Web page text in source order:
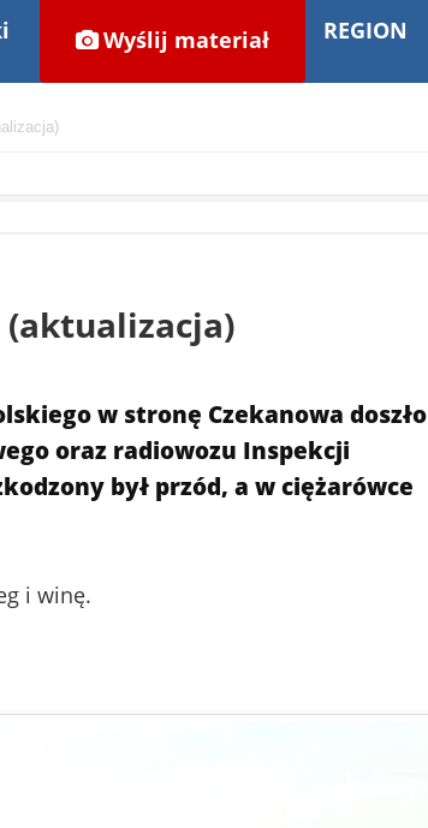
Wyślij materiał REGION
(aktualizacja)
w stronę Czekanowa doszło
oraz radiowozu Inspekcji
był przód, a w ciężarówce
i winę.